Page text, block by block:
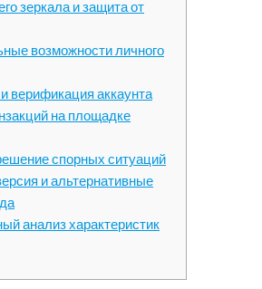
зеркала и защита от
возможности личного
верификация аккаунта
на площадке
спорных ситуаций
и альтернативные
анализ характеристик